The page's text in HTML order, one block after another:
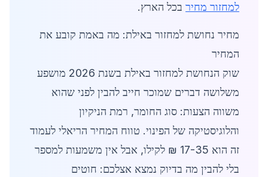
למחזור מחיר בכל הארץ.
מחיר נחושת למחזור באילת: מה באמת קובע את
המחיר
שוק הנחושת למחזור באילת בשנת 2026 מושפע
משלושה דברים שמוכר חייב להבין לפני שהוא
משווה הצעות: סוג החומר, רמת הניקיון
והלוגיסטיקה של הפינוי. טווח המחיר הריאלי לעמוד
זה הוא 17-35 ₪ לקילו, אבל אין משמעות למספר
בלי להבין מה בדיוק נמצא אצלכם: חוטים